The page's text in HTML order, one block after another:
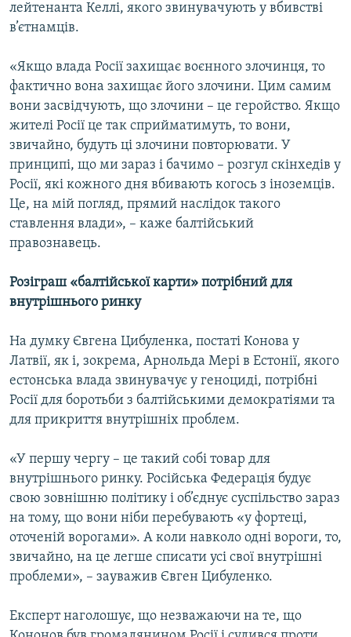
лейтенанта Келлі, якого звинувачують у вбивстві
в’єтнамців.
«Якщо влада Росії захищає воєнного злочинця, то
фактично вона захищає його злочини. Цим самим
вони засвідчують, що злочини – це геройство. Якщо
жителі Росії це так сприйматимуть, то вони,
звичайно, будуть ці злочини повторювати. У
принципі, що ми зараз і бачимо – розгул скінхедів у
Росії, які кожного дня вбивають когось з іноземців.
Це, на мій погляд, прямий наслідок такого
ставлення влади», – каже балтійський
правознавець.
Розіграш «балтійської карти» потрібний для
внутрішнього ринку
На думку Євгена Цибуленка, постаті Конова у
Латвії, як і, зокрема, Арнольда Мері в Естонії, якого
естонська влада звинувачує у геноциді, потрібні
Росії для боротьби з балтійськими демократіями та
для прикриття внутрішніх проблем.
«У першу чергу – це такий собі товар для
внутрішнього ринку. Російська Федерація будує
свою зовнішню політику і об’єднує суспільство зараз
на тому, що вони ніби перебувають «у фортеці,
оточеній ворогами». А коли навколо одні вороги, то,
звичайно, на це легше списати усі свої внутрішні
проблеми», – зауважив Євген Цибуленко.
Експерт наголошує, що незважаючи на те, що